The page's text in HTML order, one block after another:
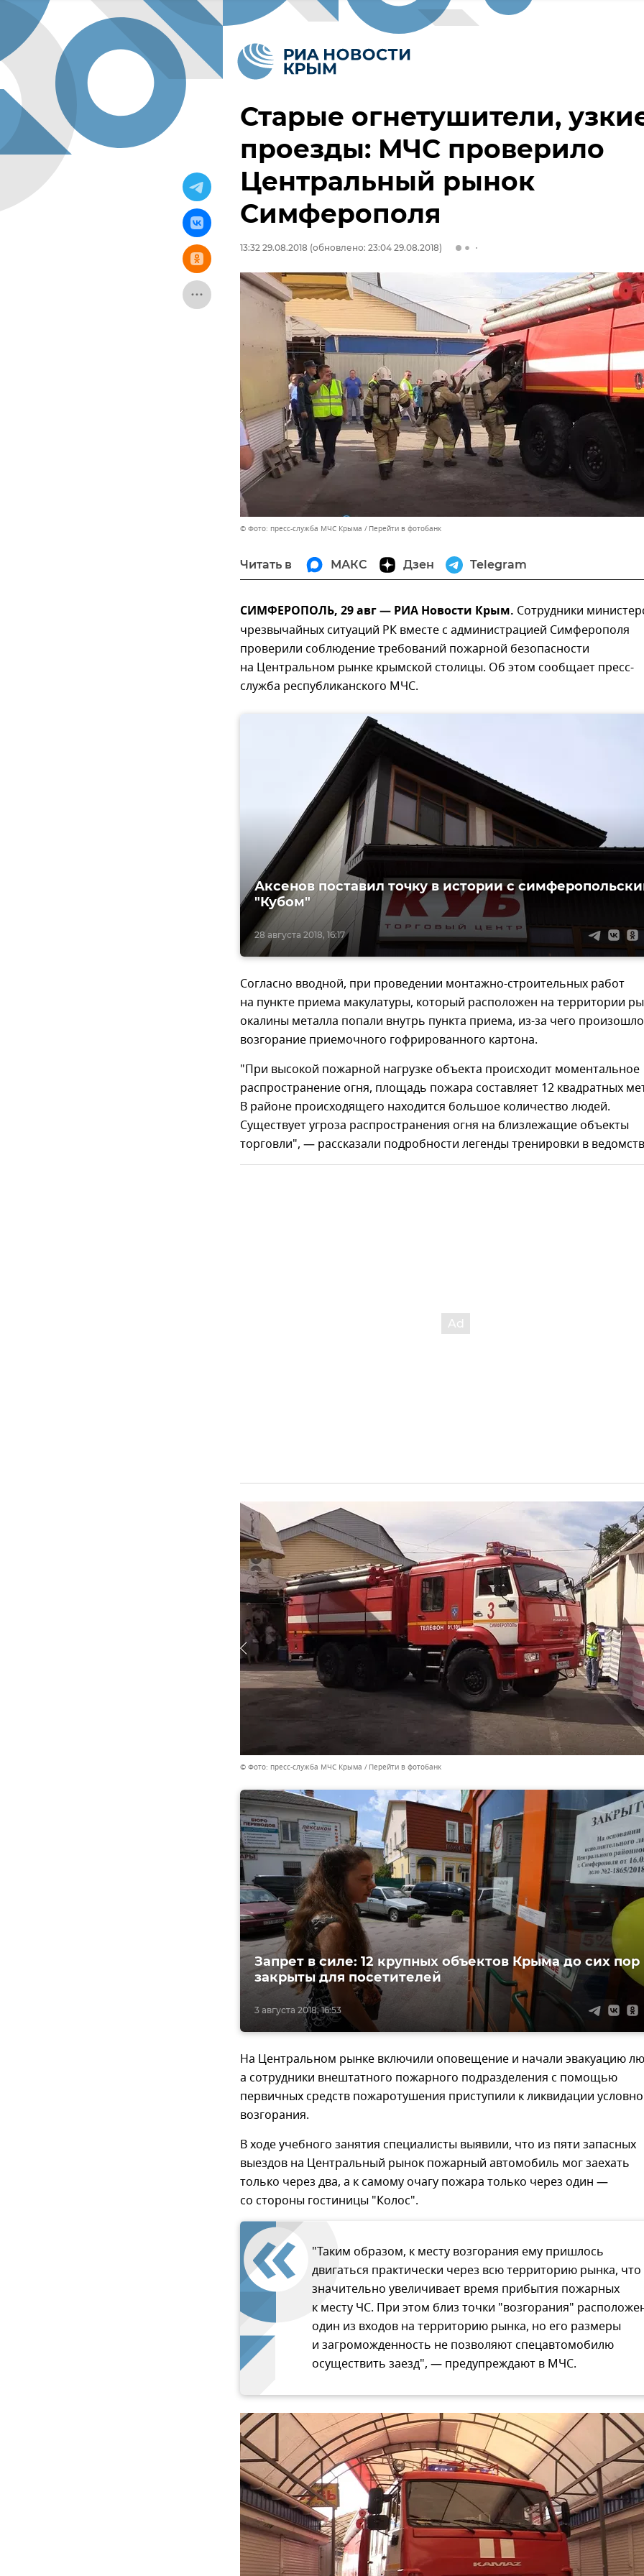
Старые огнетушители,
проезды: МЧС проверило
Центральный рынок
Симферополя
13:32 29.08.2018 (обновлено: 23:04 29.08.2018)
© Фото: пресс-служба МЧС Крыма Перейти в фотобанк
Читать в МАКС Дзен Telegram
СИМФЕРОПОЛЬ, 29 авг — РИА Новости Крым. Сотрудники
чрезвычайных ситуаций РК вместе с администрацией Симферополя
проверили соблюдение требований пожарной безопасности
на Центральном рынке крымской столицы. Об этом сообщает пресс-
служба республиканского МЧС.
28 августа 2018, 16:17
Аксенов поставил точку в истории с
"Кубом"
Согласно вводной, при проведении монтажно-строительных работ
на пункте приема макулатуры, который расположен на территории
окалины металла попали внутрь пункта приема, из-за чего произошло
возгорание приемочного гофрированного картона.
"При высокой пожарной нагрузке объекта происходит моментальное
распространение огня, площадь пожара составляет 12 квадратных
В районе происходящего находится большое количество людей.
Существует угроза распространения огня на близлежащие объекты
торговли", — рассказали подробности легенды тренировки в
© Фото: пресс-служба МЧС Крыма Перейти в фотобанк
3 августа 2018, 16:53
Запрет в силе: 12 крупных объектов Крыма до сих пор
закрыты для посетителей
На Центральном рынке включили оповещение и начали эвакуацию
а сотрудники внештатного пожарного подразделения с помощью
первичных средств пожаротушения приступили к ликвидации
возгорания.
В ходе учебного занятия специалисты выявили, что из пяти запасных
выездов на Центральный рынок пожарный автомобиль мог заехать
только через два, а к самому очагу пожара только через один —
со стороны гостиницы "Колос".
"Таким образом, к месту возгорания ему пришлось
двигаться практически через всю территорию рынка, что
значительно увеличивает время прибытия пожарных
к месту ЧС. При этом близ точки "возгорания"
один из входов на территорию рынка, но его размеры
и загроможденность не позволяют спецавтомобилю
осуществить заезд", — предупреждают в МЧС.